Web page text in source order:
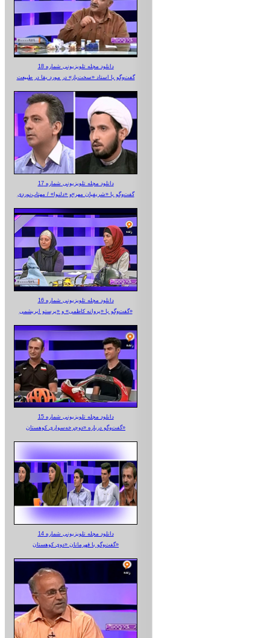
دانلود مجله تلویزیونی شماره 18
گفت‌وگو با استاد «سخت‌باز» در مورد بقا در طبیعت
دانلود مجله تلویزیونی شماره 17
گفت‌وگو با «شریفیان مهر»‌و «دلنوا» / مهتاب‌نوردی
دانلود مجله تلویزیونی شماره 16
گفت‌وگو با «پروانه کاظمی» و «پرستو‌ ابریشمی»
دانلود مجله تلویزیونی شماره 15
گفت‌وگو درباره «دوچرخه‌سواری کوهستان»
دانلود مجله تلویزیونی شماره 14
گفت‌وگو با قهرمانان «دوی کوهستان»